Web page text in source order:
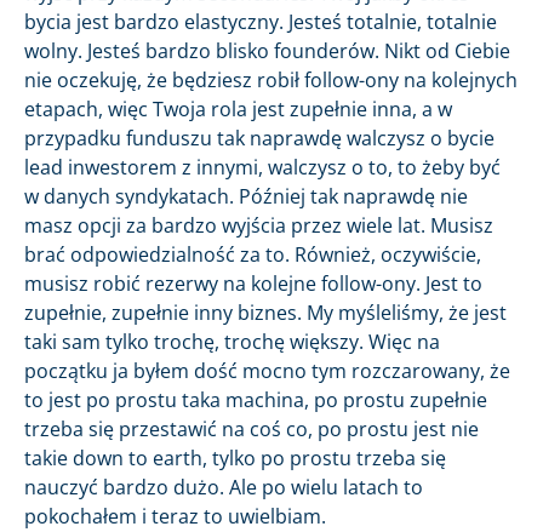
bycia jest bardzo elastyczny. Jesteś totalnie, totalnie
wolny. Jesteś bardzo blisko founderów. Nikt od Ciebie
nie oczekuję, że będziesz robił follow-ony na kolejnych
etapach, więc Twoja rola jest zupełnie inna, a w
przypadku funduszu tak naprawdę walczysz o bycie
lead inwestorem z innymi, walczysz o to, to żeby być
w danych syndykatach. Później tak naprawdę nie
masz opcji za bardzo wyjścia przez wiele lat. Musisz
brać odpowiedzialność za to. Również, oczywiście,
musisz robić rezerwy na kolejne follow-ony. Jest to
zupełnie, zupełnie inny biznes. My myśleliśmy, że jest
taki sam tylko trochę, trochę większy. Więc na
początku ja byłem dość mocno tym rozczarowany, że
to jest po prostu taka machina, po prostu zupełnie
trzeba się przestawić na coś co, po prostu jest nie
takie down to earth, tylko po prostu trzeba się
nauczyć bardzo dużo. Ale po wielu latach to
pokochałem i teraz to uwielbiam.